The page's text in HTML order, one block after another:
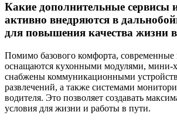
Какие дополнительные сервисы
активно внедряются в
для повышения качества жизни
Помимо базового комфорта, современные
оснащаются кухонными модулями, мини-
снабжены коммуникационными
развлечений, а также системами
водителя. Это позволяет создавать
условия для жизни и работы в пути.